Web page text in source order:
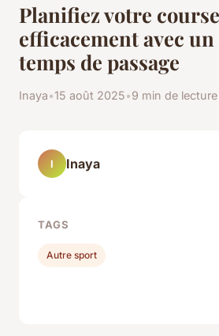
Planifiez votre course
efficacement avec
temps de passage
Inaya•15 août 2025•9 min de lecture
I Inaya
TAGS
Autre sport